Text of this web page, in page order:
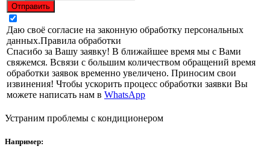
Отправить
Даю своё согласие на законную обработку персональных
данных.Правила обработки
Спасибо за Вашу заявку! В ближайшее время мы с Вами
свяжемся. Всвязи с большим количеством обращений время
обработки заявок временно увеличено. Приносим свои
извинения! Чтобы ускорить процесс обработки заявки Вы
можете написать нам в WhatsApp
Устраним проблемы с кондиционером
Например: